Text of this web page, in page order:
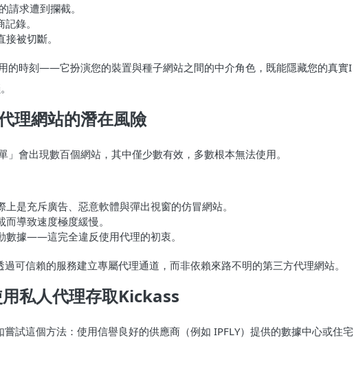
請求遭到攔截。
錄。
被切斷。
的時刻——它扮演您的裝置與種子網站之間的中介角色，既能隱藏您的真實I
理網站的潛在風險
」會出現數百個網站，其中僅少數有效，多數根本無法使用。
是充斥廣告、惡意軟體與彈出視窗的仿冒網站。
導致速度極度緩慢。
數據——這完全違反使用代理的初衷。
可信賴的服務建立專屬代理通道，而非依賴來路不明的第三方代理網站。
私人代理存取Kickass
試這個方法：使用信譽良好的供應商（例如 IPFLY）提供的數據中心或住宅